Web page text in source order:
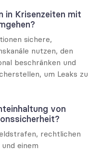
in Krisenzeiten mit
sichere,
nutzen, den
beschränken und
um Leaks zu
von
rechtlichen
einem